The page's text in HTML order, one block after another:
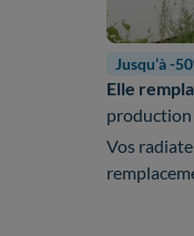
Jusqu’à -
Elle
production
Vos